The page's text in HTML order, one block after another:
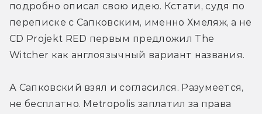
подробно описал свою идею. Кстати, судя по
переписке с Сапковским, именно Хмеляж, а не
CD Projekt RED первым предложил The
Witcher как англоязычный вариант названия.
А Сапковский взял и согласился. Разумеется,
не бесплатно. Metropolis заплатил за права